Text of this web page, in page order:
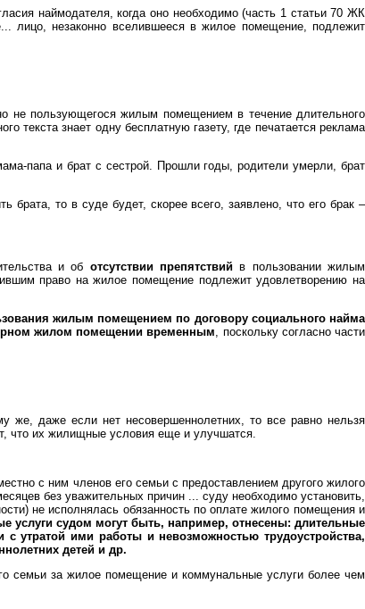
наймодателя, когда оно необходимо (часть 1 статьи 70 ЖК
лицо, незаконно вселившееся в жилое помещение, подлежит
не пользующегося жилым помещением в течение длительного
текста знает одну бесплатную газету, где печатается реклама
папа и брат с сестрой. Прошли годы, родители умерли, брат
то в суде будет, скорее всего, заявлено, что его брак –
и об отсутствии препятствий в пользовании жилым
право на жилое помещение подлежит удовлетворению на
жилым помещением по договору социального найма
жилом помещении временным, поскольку согласно части
же, даже если нет несовершеннолетних, то все равно нельзя
что их жилищные условия еще и улучшатся.
с ним членов его семьи с предоставлением другого жилого
без уважительных причин ... суду необходимо установить,
не исполнялась обязанность по оплате жилого помещения и
судом могут быть, например, отнесены: длительные
утратой ими работы и невозможностью трудоустройства,
детей и др.
семьи за жилое помещение и коммунальные услуги более чем